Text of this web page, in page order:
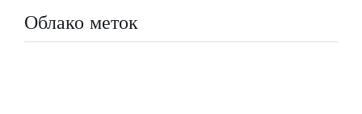
Облако меток